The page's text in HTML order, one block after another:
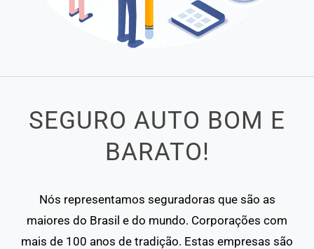
SEGURO AUTO BOM E
BARATO!
Nós representamos seguradoras que são as
maiores do Brasil e do mundo. Corporações com
mais de 100 anos de tradição. Estas empresas são